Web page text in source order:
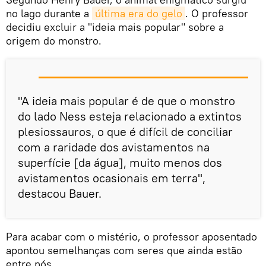
no lago durante a última era do gelo . O professor
decidiu excluir a "ideia mais popular" sobre a
origem do monstro.
"A ideia mais popular é de que o monstro
do lado Ness esteja relacionado a extintos
plesiossauros, o que é difícil de conciliar
com a raridade dos avistamentos na
superfície [da água], muito menos dos
avistamentos ocasionais em terra",
destacou Bauer.
Para acabar com o mistério, o professor aposentado
apontou semelhanças com seres que ainda estão